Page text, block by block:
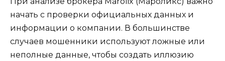
начать с проверки официальных данных и
информации о компании. В большинстве
случаев мошенники используют ложные или
неполные данные, чтобы создать иллюзию